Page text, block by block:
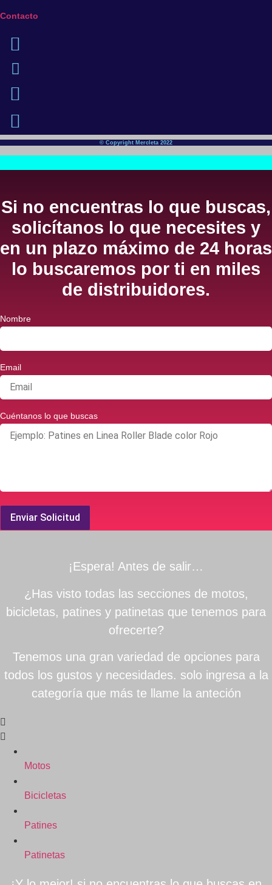
Contacto
© Copyright Mercleta 2022
Si no encuentras lo que buscas,
solicítanos lo que necesites y
en un plazo máximo de 24 horas
lo buscaremos por ti en miles
de distribuidores.
Nombre
Email
Cuéntanos lo que buscas
Enviar Solicitud
¡Espera! Antes de salir…
¿Has visto todas las secciones de motos,
bicicletas, patines y patinetas que tenemos para
ofrecerte?
Tenemos una gran variedad de opciones para
todos los gustos y necesidades. solo ingresa a la
categoría que más te llame la anteción
Motos
Bicicletas
Patines
Patinetas